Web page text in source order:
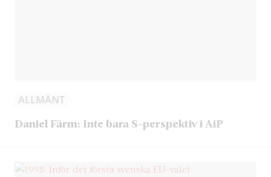
ALLMÄNT
Daniel Färm: Inte bara S-perspektiv i AiP